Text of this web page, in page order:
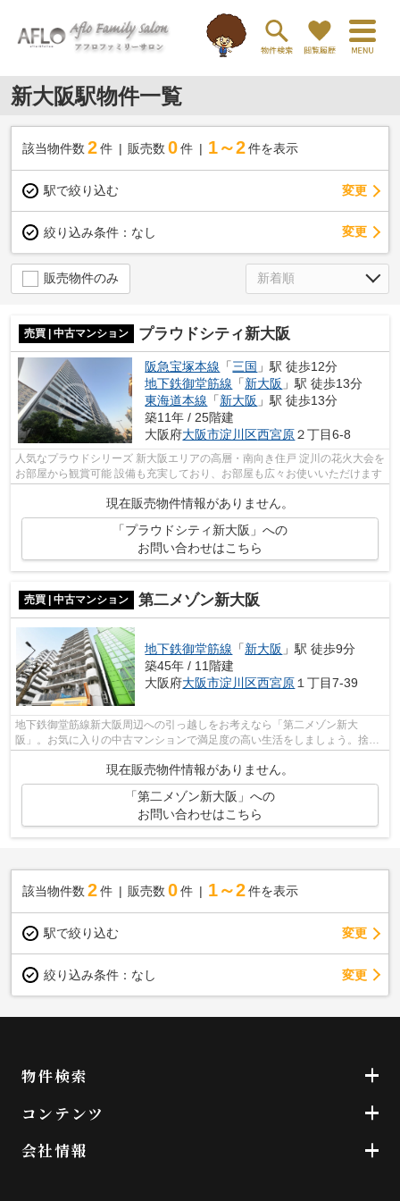
新大阪駅物件一覧
該当物件数 2件 販売数 0 件 1～2 件を表示
駅で絞り込む 変更
絞り込み条件： なし 変更
販売物件のみ
売買 | 中古マンション プラウドシティ新大阪
阪急宝塚本線 「三国 」駅 徒歩12分
地下鉄御堂筋線 「新大阪 」駅 徒歩13分
東海道本線 「新大阪 」駅 徒歩13分
築11年 / 25階建
大阪府大阪市淀川区西宮原２丁目6-8
人気なプラウドシリーズ 新大阪エリアの高層・南向き住戸 淀川の花火大会を
お部屋から観賞可能 設備も充実しており、お部屋も広々お使いいただけます
現在販売物件情報がありません。
「プラウドシティ新大阪」への
お問い合わせはこちら
売買 | 中古マンション 第二メゾン新大阪
地下鉄御堂筋線 「新大阪 」駅 徒歩9分
築45年 / 11階建
大阪府大阪市淀川区西宮原１丁目7-39
地下鉄御堂筋線新大阪周辺への引っ越しをお考えなら「第二メゾン新大
阪」。お気に入りの中古マンションで満足度の高い生活をしましょう。捨て
現在販売物件情報がありません。
「第二メゾン新大阪」への
お問い合わせはこちら
該当物件数 2件 販売数 0 件 1～2 件を表示
駅で絞り込む 変更
絞り込み条件： なし 変更
物件検索
コンテンツ
会社情報